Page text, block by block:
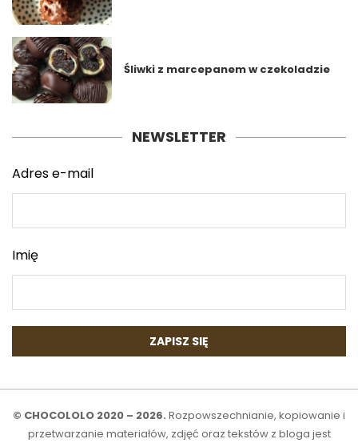
Śliwki z marcepanem w czekoladzie
NEWSLETTER
Adres e-mail
Imię
© CHOCOLOLO 2020 – 2026. Rozpowszechnianie, kopiowanie i
przetwarzanie materiałów, zdjęć oraz tekstów z bloga jest